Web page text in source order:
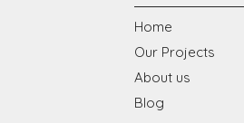
Home
Our Projects
About us
Blog